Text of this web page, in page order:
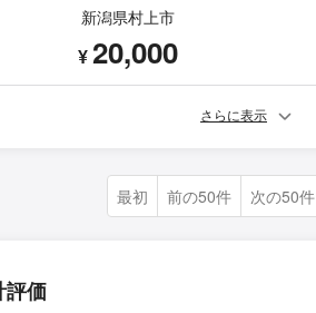
新潟県村上市
¥20,000
さらに表示
最初 前の50件 次の50件
評価